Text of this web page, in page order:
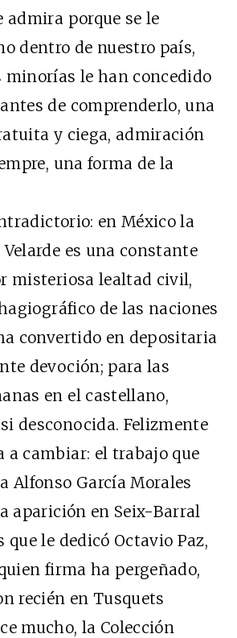
admira porque se le
dentro de nuestro país,
minorías le han concedido
de comprenderlo, una
y ciega, admiración
una forma de la
en México la
Velarde es una constante
misteriosa lealtad civil,
de las naciones
convertido en depositaria
devoción; para las
en el castellano,
desconocida. Felizmente
a cambiar: el trabajo que
Alfonso García Morales
aparición en Seix-Barral
que le dedicó Octavio Paz,
firma ha pergeñado,
recién en Tusquets
mucho, la Colección